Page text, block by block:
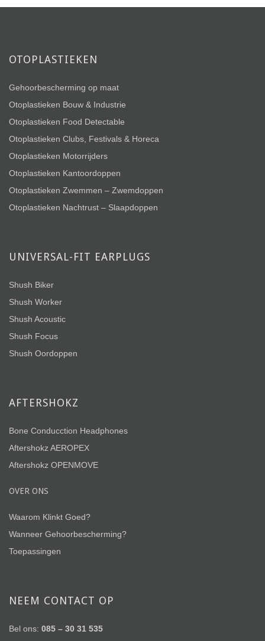
OTOPLASTIEKEN
Gehoorbescherming op maat
Otoplastieken Bouw & Industrie
Otoplastieken Food Detectable
Otoplastieken Clubs, Festivals & Horeca
Otoplastieken Motorrijders
Otoplastieken Kantoordoppen
Otoplastieken Zwemmen – Zwemdoppen
Otoplastieken Nachtrust – Slaapdoppen
UNIVERSAL-FIT EARPLUGS
Shush Biker
Shush Worker
Shush Acoustic
Shush Focus
Shush Oordoppen
AFTERSHOKZ
Bone Conducction Headphones
Aftershokz AEROPEX
Aftershokz OPENMOVE
OVER ONS
Waarom Klinkt Goed?
Wanneer Gehoorbescherming?
Toepassingen
NEEM CONTACT OP
Bel ons: 085 – 30 31 535